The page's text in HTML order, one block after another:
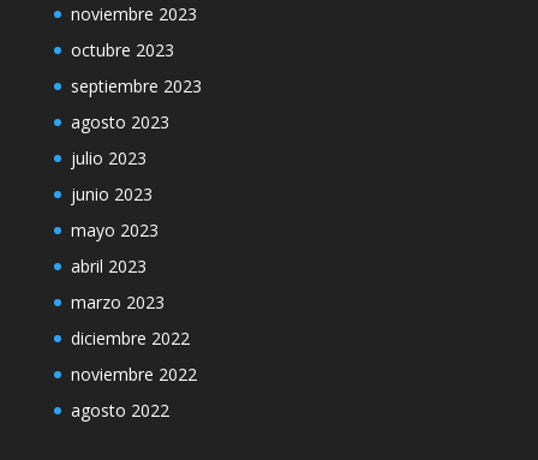
noviembre 2023
octubre 2023
septiembre 2023
agosto 2023
julio 2023
junio 2023
mayo 2023
abril 2023
marzo 2023
diciembre 2022
noviembre 2022
agosto 2022